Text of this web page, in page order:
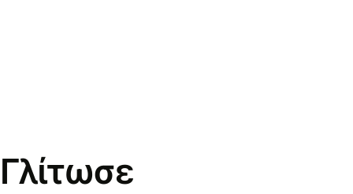
Γλίτωσε